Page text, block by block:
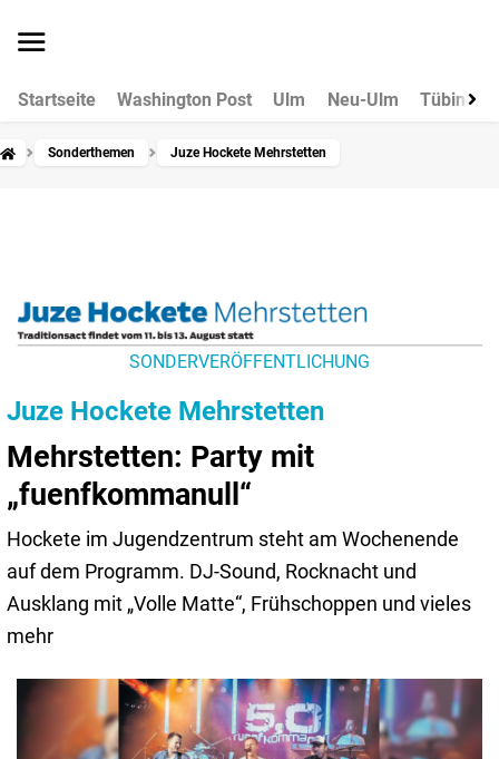
Startseite Washington Post Ulm Neu-Ulm Tübingen
Sonderthemen Juze Hockete Mehrstetten
SONDERVERÖFFENTLICHUNG
Juze Hockete Mehrstetten
Mehrstetten: Party mit
„fuenfkommanull“
Hockete im Jugendzentrum steht am Wochenende
auf dem Programm. DJ-Sound, Rocknacht und
Ausklang mit „Volle Matte“, Frühschoppen und vieles
mehr